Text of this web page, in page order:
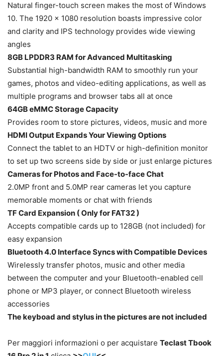
Natural finger-touch screen makes the most of Windows
10. The 1920 x 1080 resolution boasts impressive color
and clarity and IPS technology provides wide viewing
angles
8GB LPDDR3 RAM for Advanced Multitasking
Substantial high-bandwidth RAM to smoothly run your
games, photos and video-editing applications, as well as
multiple programs and browser tabs all at once
64GB eMMC Storage Capacity
Provides room to store pictures, videos, music and more
HDMI Output Expands Your Viewing Options
Connect the tablet to an HDTV or high-definition monitor
to set up two screens side by side or just enlarge pictures
Cameras for Photos and Face-to-face Chat
2.0MP front and 5.0MP rear cameras let you capture
memorable moments or chat with friends
TF Card Expansion ( Only for FAT32 )
Accepts compatible cards up to 128GB (not included) for
easy expansion
Bluetooth 4.0 Interface Syncs with Compatible Devices
Wirelessly transfer photos, music and other media
between the computer and your Bluetooth-enabled cell
phone or MP3 player, or connect Bluetooth wireless
accessories
The keyboad and stylus in the pictures are not included
Per maggiori informazioni o per acquistare Teclast Tbook